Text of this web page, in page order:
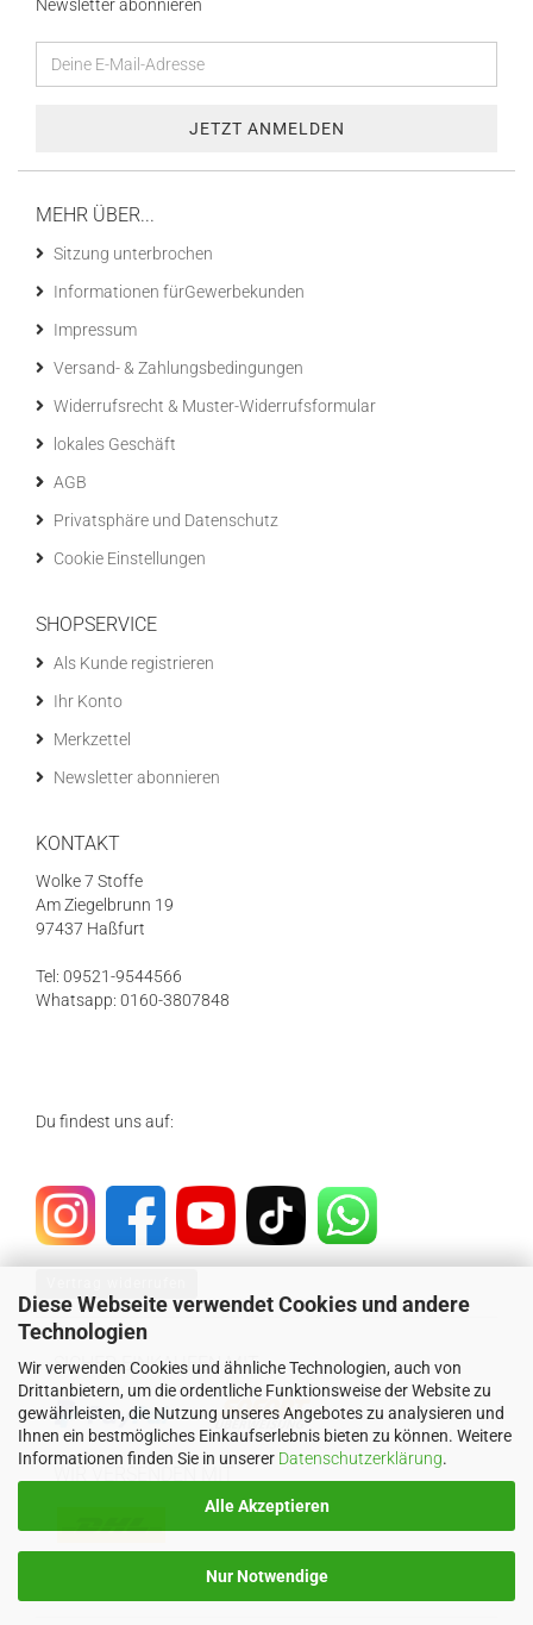
Diese Webseite verwendet Cookies und andere
Technologien
Wir verwenden Cookies und ähnliche Technologien, auch von
Drittanbietern, um die ordentliche Funktionsweise der Website zu
gewährleisten, die Nutzung unseres Angebotes zu analysieren und
Ihnen ein bestmögliches Einkaufserlebnis bieten zu können. Weitere
Informationen finden Sie in unserer Datenschutzerklärung.
Alle Akzeptieren
Nur Notwendige
Newsletter abonnieren
MEHR ÜBER...
Sitzung unterbrochen
Informationen fürGewerbekunden
Impressum
Versand- & Zahlungsbedingungen
Widerrufsrecht & Muster-Widerrufsformular
lokales Geschäft
AGB
Privatsphäre und Datenschutz
Cookie Einstellungen
SHOPSERVICE
Als Kunde registrieren
Ihr Konto
Merkzettel
Newsletter abonnieren
KONTAKT
Wolke 7 Stoffe
Am Ziegelbrunn 19
97437 Haßfurt
Tel: 09521-9544566
Whatsapp: 0160-3807848
Du findest uns auf:
SICHER EINKAUFEN MIT